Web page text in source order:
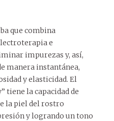
que combina
e
impurezas y, así,
manera instantánea,
y elasticidad. El
tiene la capacidad de
la piel del rostro
y logrando un tono